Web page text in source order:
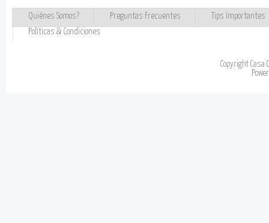
Quiénes Somos? Preguntas Frecuentes
Tips Importantes
Políticas & Condiciones
Copyright Casa